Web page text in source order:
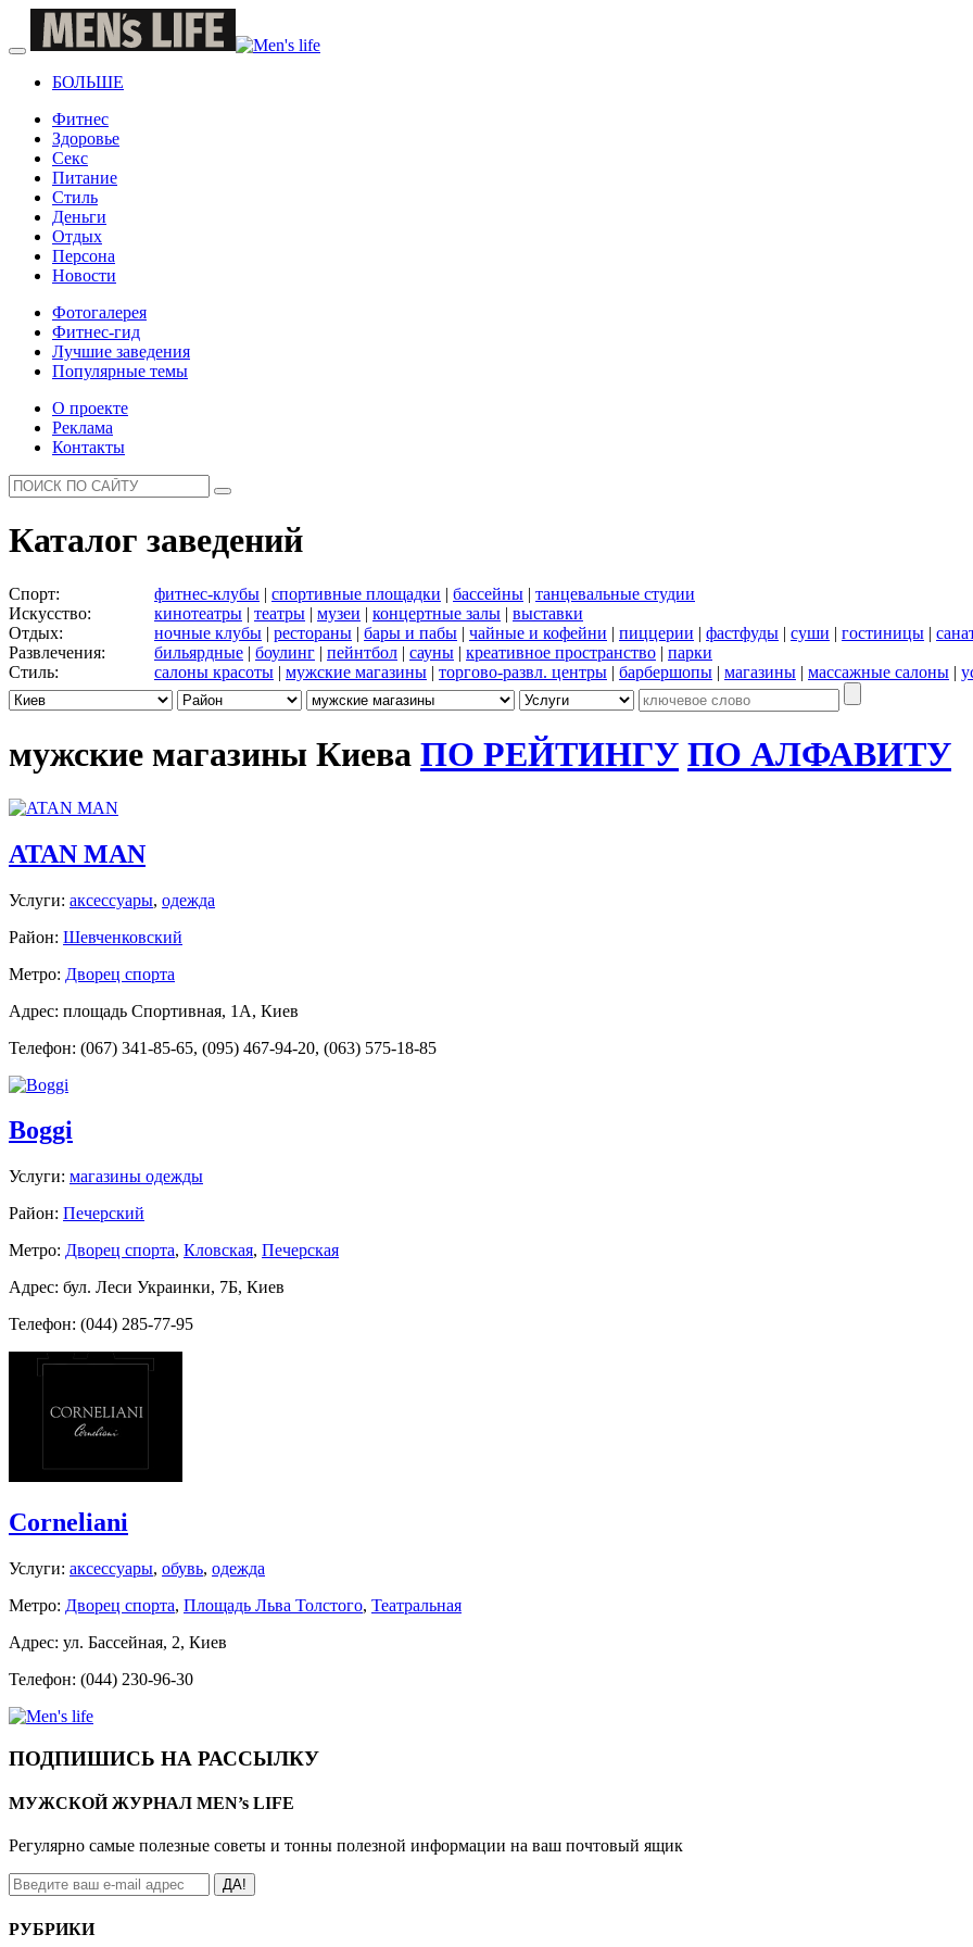
БОЛЬШЕ
Фитнес
Здоровье
Секс
Питание
Стиль
Деньги
Отдых
Персона
Новости
Фотогалерея
Фитнес-гид
Лучшие заведения
Популярные темы
О проекте
Реклама
Контакты
Каталог заведений
Спорт: фитнес-клубы | спортивные площадки | бассейны | танцевальные студии
Искусство:
кинотеатры | театры | музеи | концертные залы | выставки
Отдых:
ночные клубы | рестораны | бары и пабы | чайные и кофейни | пиццерии | фастфуды | суши | гостиницы |
Развлечения:
бильярдные | боулинг | пейнтбол | сауны | креативное пространство | парки
Стиль:
салоны красоты | мужские магазины | торгово-развл. центры | барбершопы | магазины | массажные салоны |
мужские магазины Киева ПО РЕЙТИНГУ ПО АЛФАВИТУ
ATAN MAN
Услуги: аксессуары, одежда
Район: Шевченковский
Метро: Дворец спорта
Адрес: площадь Спортивная, 1А, Киев
Телефон: (067) 341-85-65, (095) 467-94-20, (063) 575-18-85
Boggi
Услуги: магазины одежды
Район: Печерский
Метро: Дворец спорта, Кловская, Печерская
Адрес: бул. Леси Украинки, 7Б, Киев
Телефон: (044) 285-77-95
Corneliani
Услуги: аксессуары, обувь, одежда
Метро: Дворец спорта, Площадь Льва Толстого, Театральная
Адрес: ул. Бассейная, 2, Киев
Телефон: (044) 230-96-30
ПОДПИШИСЬ НА РАССЫЛКУ
МУЖСКОЙ ЖУРНАЛ MEN’s LIFE
Регулярно самые полезные советы и тонны полезной информации на ваш почтовый ящик
ДА!
РУБРИКИ